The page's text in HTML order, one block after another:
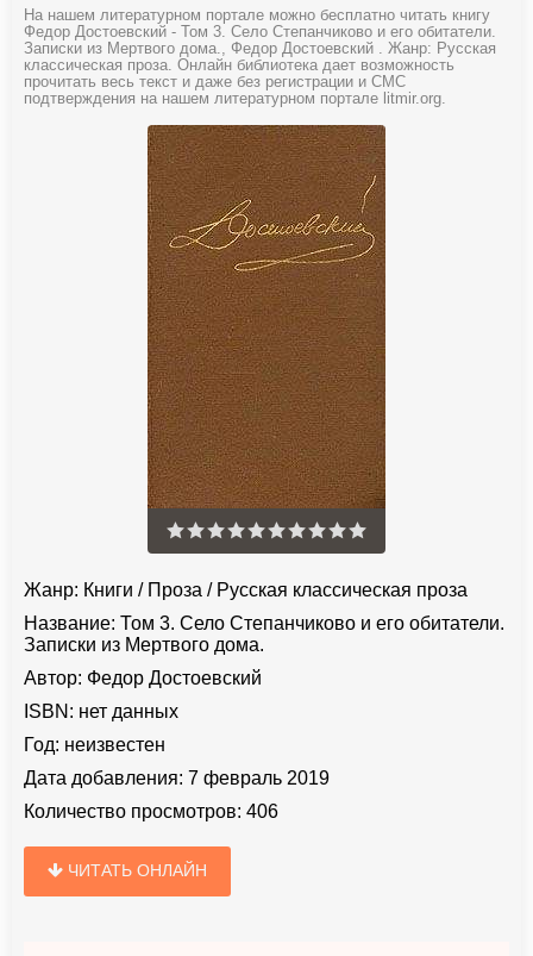
На нашем литературном портале можно бесплатно читать книгу
Федор Достоевский - Том 3. Село Степанчиково и его обитатели.
Записки из Мертвого дома., Федор Достоевский . Жанр: Русская
классическая проза. Онлайн библиотека дает возможность
прочитать весь текст и даже без регистрации и СМС
подтверждения на нашем литературном портале litmir.org.
Жанр: Книги / Проза / Русская классическая проза
Название: Том 3. Село Степанчиково и его обитатели.
Записки из Мертвого дома.
Автор: Федор Достоевский
ISBN: нет данных
Год: неизвестен
Дата добавления: 7 февраль 2019
Количество просмотров: 406
ЧИТАТЬ ОНЛАЙН